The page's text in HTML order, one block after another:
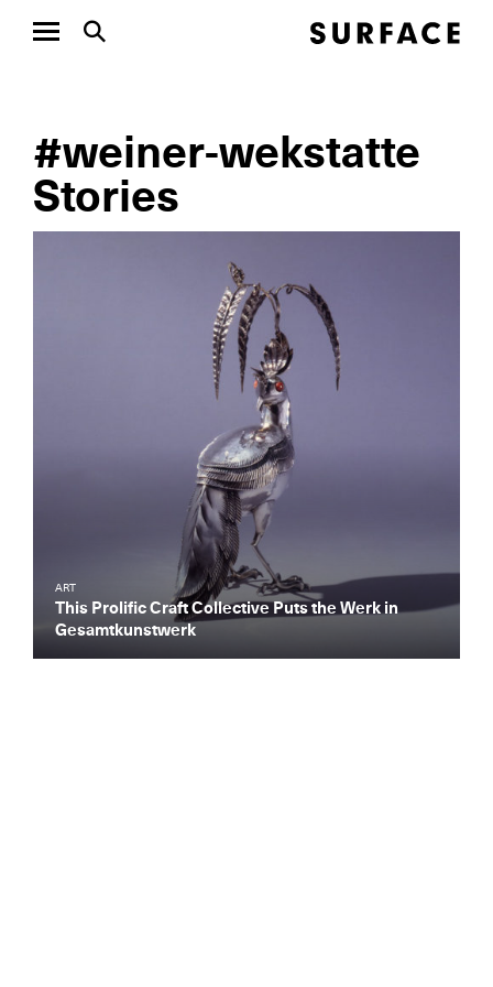
#weiner-wekstatte
Stories
ART
This Prolific Craft Collective Puts the Werk in
Gesamtkunstwerk